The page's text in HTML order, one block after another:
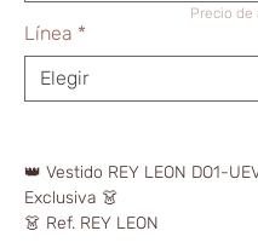
Línea *
👑 Vestido REY LEON DO1-
Exclusiva 👗
👗 Ref. REY LEON
Precio de